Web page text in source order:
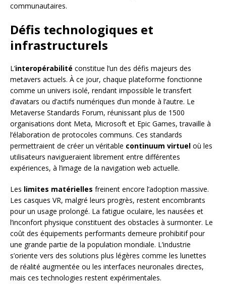
communautaires.
Défis technologiques et
infrastructurels
L’interopérabilité constitue l’un des défis majeurs des
metavers actuels. À ce jour, chaque plateforme fonctionne
comme un univers isolé, rendant impossible le transfert
d’avatars ou d’actifs numériques d’un monde à l’autre. Le
Metaverse Standards Forum, réunissant plus de 1500
organisations dont Meta, Microsoft et Epic Games, travaille à
l’élaboration de protocoles communs. Ces standards
permettraient de créer un véritable continuum virtuel où les
utilisateurs navigueraient librement entre différentes
expériences, à l’image de la navigation web actuelle.
Les limites matérielles freinent encore l’adoption massive.
Les casques VR, malgré leurs progrès, restent encombrants
pour un usage prolongé. La fatigue oculaire, les nausées et
l’inconfort physique constituent des obstacles à surmonter. Le
coût des équipements performants demeure prohibitif pour
une grande partie de la population mondiale. L’industrie
s’oriente vers des solutions plus légères comme les lunettes
de réalité augmentée ou les interfaces neuronales directes,
mais ces technologies restent expérimentales.